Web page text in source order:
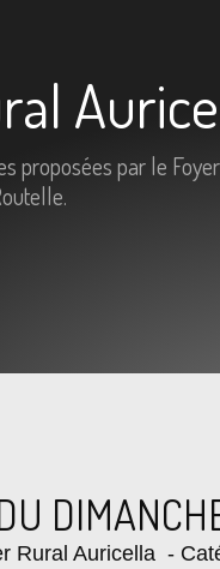
proposées par le
Rural Auricella -